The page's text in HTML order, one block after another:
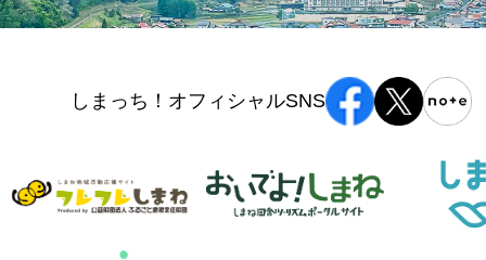
しまっち！オフィシャルSNS